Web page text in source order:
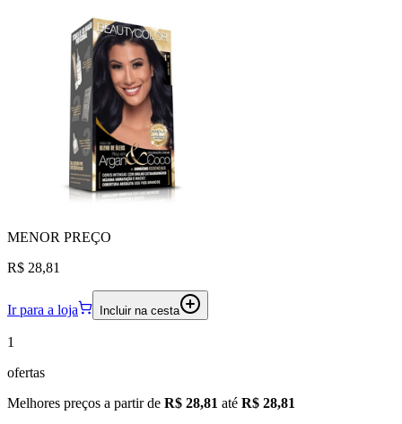
MENOR PREÇO
R$ 28,81
Ir para a loja Incluir na cesta
1
ofertas
Melhores preços a partir de R$ 28,81 até R$ 28,81